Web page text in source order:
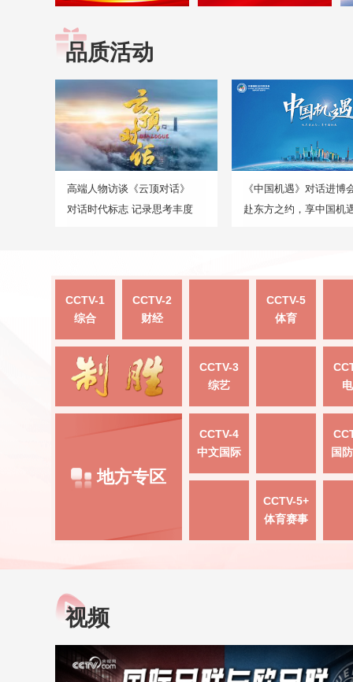
品质活动
高端人物访谈《云顶对话》
对话时代标志 记录思考丰度
《中国机遇》对话进博
赴东方之约，享中国机
CCTV-1
综合
CCTV-2
财经
CCTV-5
体育
CCTV-3
综艺
地方专区
CCTV-4
中文国际
国
CCTV-5+
体育赛事
视频